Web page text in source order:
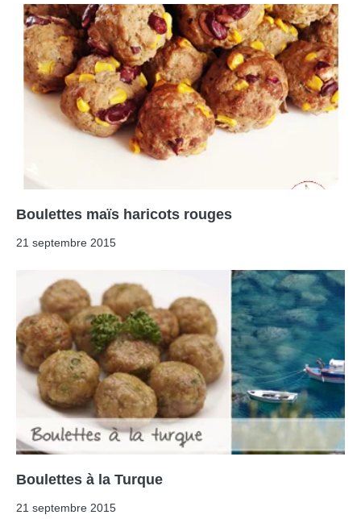
Boulettes maïs haricots rouges
21 septembre 2015
Boulettes à la Turque
21 septembre 2015